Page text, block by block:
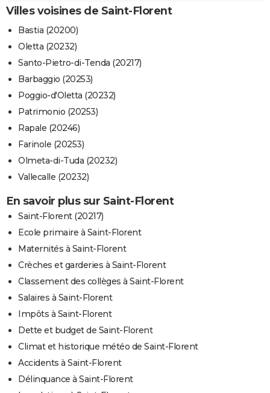
Villes voisines de Saint-Florent
Bastia (20200)
Oletta (20232)
Santo-Pietro-di-Tenda (20217)
Barbaggio (20253)
Poggio-d'Oletta (20232)
Patrimonio (20253)
Rapale (20246)
Farinole (20253)
Olmeta-di-Tuda (20232)
Vallecalle (20232)
En savoir plus sur Saint-Florent
Saint-Florent (20217)
Ecole primaire à Saint-Florent
Maternités à Saint-Florent
Crèches et garderies à Saint-Florent
Classement des collèges à Saint-Florent
Salaires à Saint-Florent
Impôts à Saint-Florent
Dette et budget de Saint-Florent
Climat et historique météo de Saint-Florent
Accidents à Saint-Florent
Délinquance à Saint-Florent